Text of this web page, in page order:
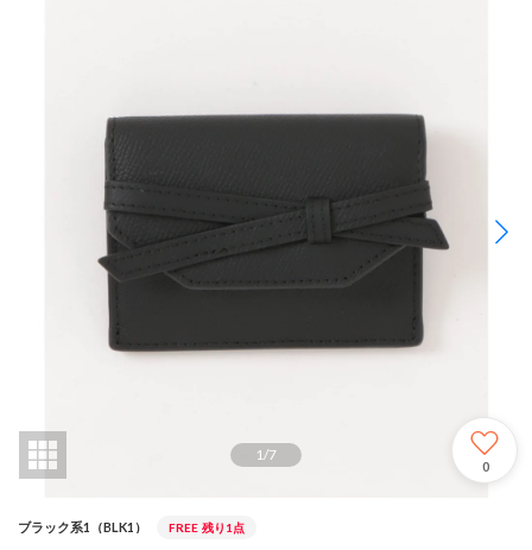
1/7
0
ブラック系1（BLK1） FREE 残り1点